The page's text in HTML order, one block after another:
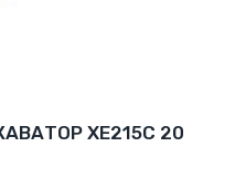
XE215C 20